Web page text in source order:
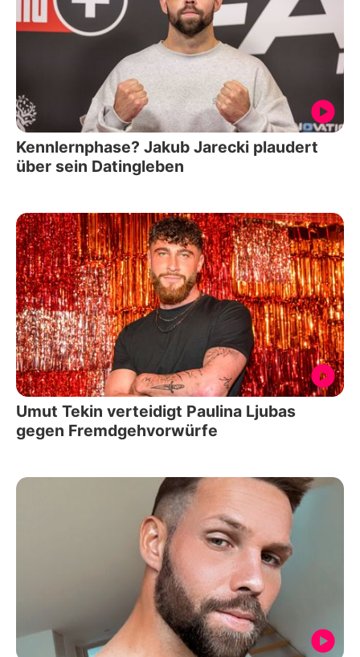
Kennlernphase? Jakub Jarecki plaudert
über sein Datingleben
Umut Tekin verteidigt Paulina Ljubas
gegen Fremdgehvorwürfe